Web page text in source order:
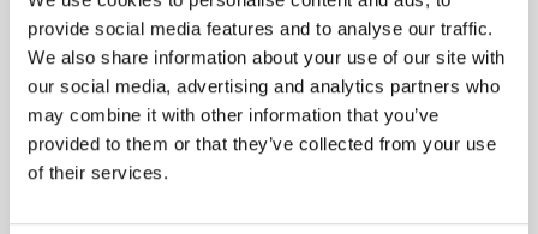
provide social media features and to analyse our traffic.
We also share information about your use of our site with
our social media, advertising and analytics partners who
may combine it with other information that you’ve
provided to them or that they’ve collected from your use
of their services.
Willibrordvertaling
Zij Lacht
Boeken
Bijbelstudie
Cadeau
Dagboeken
Feestdagen